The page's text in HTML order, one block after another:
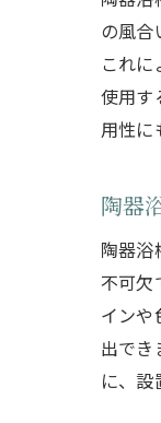
の風合
これ
使用す
用性に
陶器
陶器浴
不可欠
インや
出でき
に、設